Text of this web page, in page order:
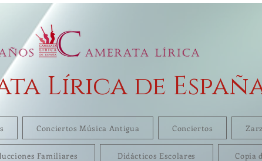
Lírica de
Conciertos Música Antigua Conciertos
Familiares Didácticos Escolares Copia